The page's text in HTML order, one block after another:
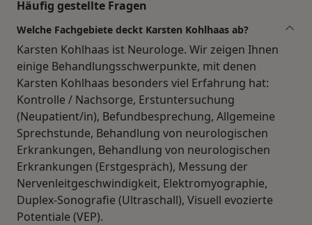
Häufig gestellte Fragen
Welche Fachgebiete deckt Karsten Kohlhaas ab?
Karsten Kohlhaas ist Neurologe. Wir zeigen Ihnen
einige Behandlungsschwerpunkte, mit denen
Karsten Kohlhaas besonders viel Erfahrung hat:
Kontrolle / Nachsorge, Erstuntersuchung
(Neupatient/in), Befundbesprechung, Allgemeine
Sprechstunde, Behandlung von neurologischen
Erkrankungen, Behandlung von neurologischen
Erkrankungen (Erstgespräch), Messung der
Nervenleitgeschwindigkeit, Elektromyographie,
Duplex-Sonografie (Ultraschall), Visuell evozierte
Potentiale (VEP).